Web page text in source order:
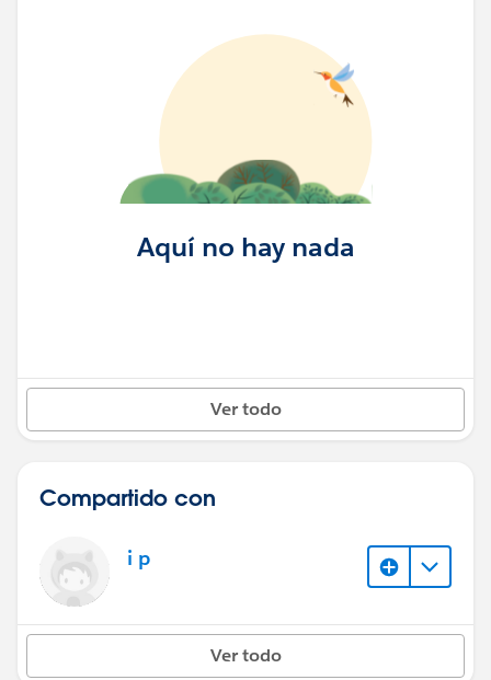
Aquí no hay nada
Ver todo
Compartido con
i p
Ver todo